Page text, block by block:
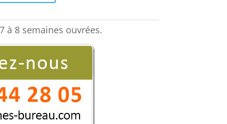
est :
7 à 8 semaines ouvrées.